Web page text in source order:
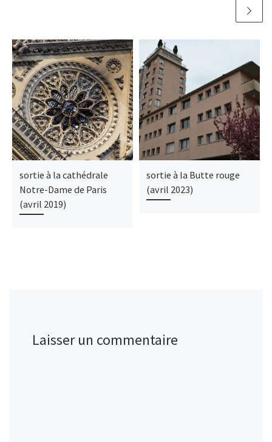
sortie à la cathédrale
Notre-Dame de Paris
(avril 2019)
sortie à la Butte rouge
(avril 2023)
Laisser un commentaire